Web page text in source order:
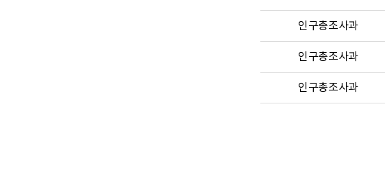
인구총조사과
인구총조사과
인구총조사과